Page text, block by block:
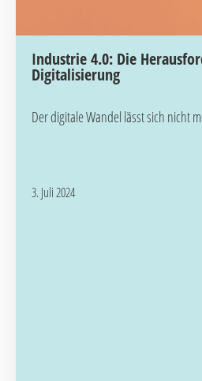
Industrie 4.0: Die
Digitalisierung
Der digitale Wandel lässt sich nicht
3. Juli 2024